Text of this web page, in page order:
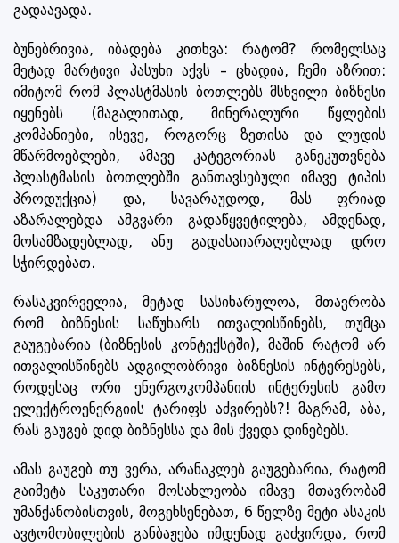
გადაავადა.
ბუნებრივია, იბადება კითხვა: რატომ? რომელსაც
მეტად მარტივი პასუხი აქვს – ცხადია, ჩემი აზრით:
იმიტომ რომ პლასტმასის ბოთლებს მსხვილი ბიზნესი
იყენებს (მაგალითად, მინერალური წყლების
კომპანიები, ისევე, როგორც ზეთისა და ლუდის
მწარმოებლები, ამავე კატეგორიას განეკუთვნება
პლასტმასის ბოთლებში განთავსებული იმავე ტიპის
პროდუქცია) და, სავარაუდოდ, მას ფრიად
აზარალებდა ამგვარი გადაწყვეტილება, ამდენად,
მოსამზადებლად, ანუ გადასაიარაღებლად დრო
სჭირდებათ.
რასაკვირველია, მეტად სასიხარულოა, მთავრობა
რომ ბიზნესის საწუხარს ითვალისწინებს, თუმცა
გაუგებარია (ბიზნესის კონტექსტში), მაშინ რატომ არ
ითვალისწინებს ადგილობრივი ბიზნესის ინტერესებს,
როდესაც ორი ენერგოკომპანიის ინტერესის გამო
ელექტროენერგიის ტარიფს აძვირებს?! მაგრამ, აბა,
რას გაუგებ დიდ ბიზნესსა და მის ქვედა დინებებს.
ამას გაუგებ თუ ვერა, არანაკლებ გაუგებარია, რატომ
გაიმეტა საკუთარი მოსახლეობა იმავე მთავრობამ
უმანქანობისთვის, მოგეხსენებათ, 6 წელზე მეტი ასაკის
ავტომობილების განბაჟება იმდენად გაძვირდა, რომ